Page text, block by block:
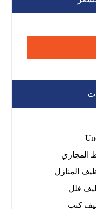
المجاري
فلل
كنب